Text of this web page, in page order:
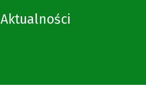
Aktualności